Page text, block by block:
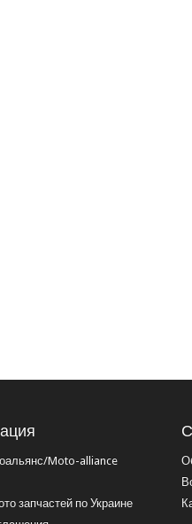
Moto-alliance
запчастей по Украине